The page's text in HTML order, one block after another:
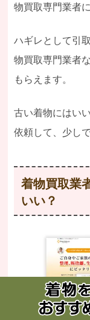
物買取専門業者
ハギレとして引
物買取専門業者
もらえます。
古い着物にはい
依頼して、少し
着物買取業
いい？